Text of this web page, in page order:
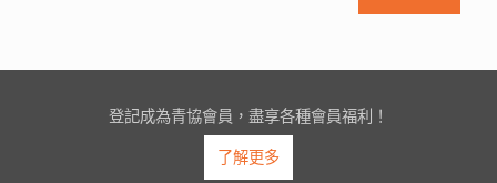
登記成為青協會員，盡享各種會員福利！
了解更多